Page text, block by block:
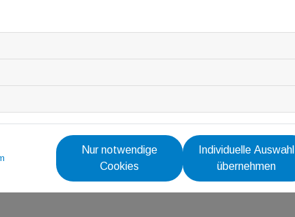
Nur notwendige
Cookies
Individuelle Auswahl
übernehmen